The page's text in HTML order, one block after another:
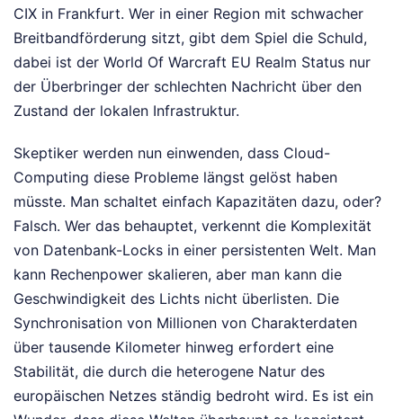
CIX in Frankfurt. Wer in einer Region mit schwacher
Breitbandförderung sitzt, gibt dem Spiel die Schuld,
dabei ist der World Of Warcraft EU Realm Status nur
der Überbringer der schlechten Nachricht über den
Zustand der lokalen Infrastruktur.
Skeptiker werden nun einwenden, dass Cloud-
Computing diese Probleme längst gelöst haben
müsste. Man schaltet einfach Kapazitäten dazu, oder?
Falsch. Wer das behauptet, verkennt die Komplexität
von Datenbank-Locks in einer persistenten Welt. Man
kann Rechenpower skalieren, aber man kann die
Geschwindigkeit des Lichts nicht überlisten. Die
Synchronisation von Millionen von Charakterdaten
über tausende Kilometer hinweg erfordert eine
Stabilität, die durch die heterogene Natur des
europäischen Netzes ständig bedroht wird. Es ist ein